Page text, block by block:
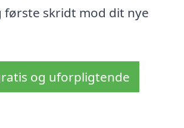
første skridt mod dit nye
og uforpligtende